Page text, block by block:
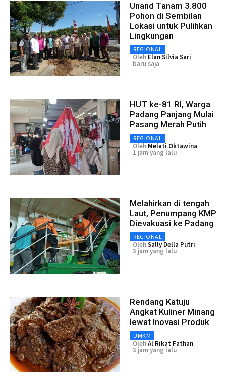
Unand Tanam 3.800
Pohon di Sembilan
Lokasi untuk Pulihkan
Lingkungan
REGIONAL
Oleh Elan Silvia Sari
baru saja
HUT ke-81 RI, Warga
Padang Panjang Mulai
Pasang Merah Putih
REGIONAL
Oleh Melati Oktawina
1 jam yang lalu
Melahirkan di tengah
Laut, Penumpang KMP
Dievakuasi ke Padang
REGIONAL
OlehSally Della Putri
3 jam yang lalu
Rendang Katuju
Angkat Kuliner Minang
lewat Inovasi Produk
UMKM
OlehAl Rikat Fathan
3 jam yang lalu